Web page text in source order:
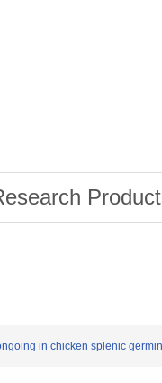
in chicken splenic